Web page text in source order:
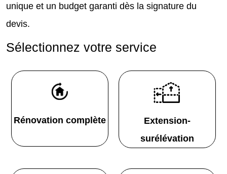
unique et un budget garanti dès la signature du
devis.
Sélectionnez votre service
Rénovation complète
Extension-
surélévation